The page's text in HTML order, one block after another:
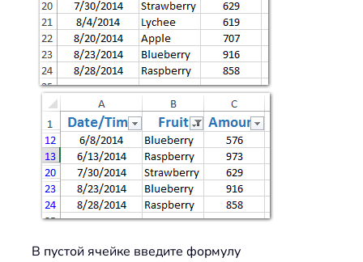
В пустой ячейке введите формулу